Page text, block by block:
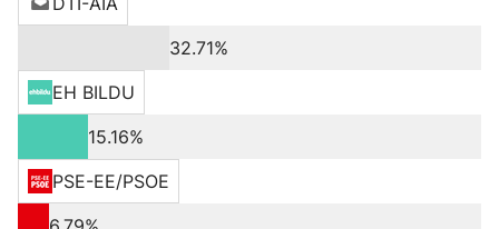
32.71%
EH BILDU
15.16%
PSE-EE/PSOE